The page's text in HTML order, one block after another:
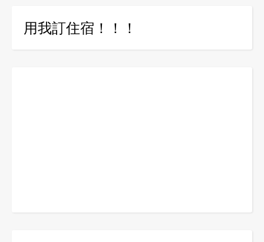
用我訂住宿！！！